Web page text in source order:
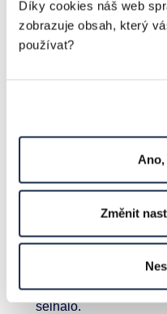
Díky cookies náš web
zobrazuje obsah, který
používat?
Ano,
Změnit
ale stává se to. Typicky
dlouhodobé předplatné
infrastruktura. Nebo když
Testování na kopii
naslepo.
Paralelní provoz obou
Detailní plán návratu
selhalo.